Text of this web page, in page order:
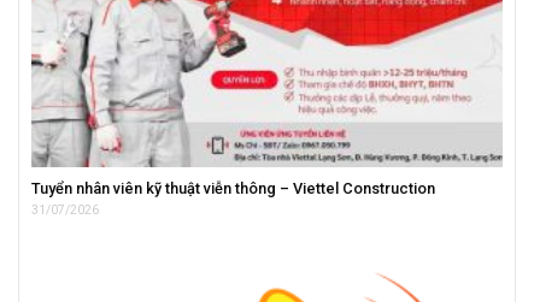
Tuyển nhân viên kỹ thuật viễn thông – Viettel Construction
31/07/2026